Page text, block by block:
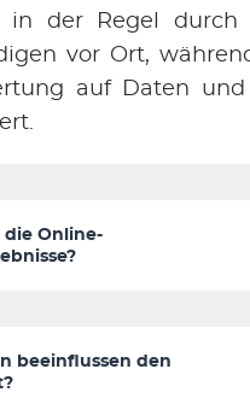
in der Re­gel durch
vor Ort,
auf Da­ten
die Online-
beeinflussen den